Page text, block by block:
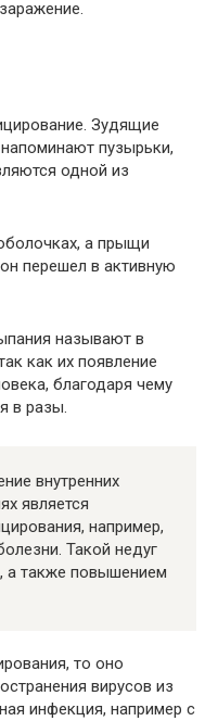
Зудящие
пузырьки,
одной из
а прыщи
перешел в активную
называют в
как их появление
благодаря чему
в разы.
внутренних
является
например,
Такой недуг
а также повышением
то оно
вирусов из
инфекция, например с